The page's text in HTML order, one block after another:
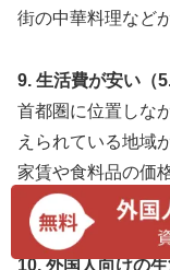
街の中華料理など
9. 生活費が安い（
首都圏に位置しな
えられている地域
家賃や食料品の価
が軽減されること
10. 外国人向けの